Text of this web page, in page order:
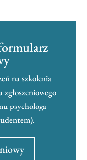
na szkolenia
psychologa